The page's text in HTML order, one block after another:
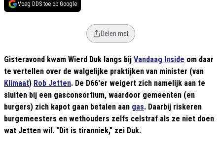
Voeg DDS toe op Google
Delen met
Gisteravond kwam Wierd Duk langs bij Vandaag Inside om daar
te vertellen over de walgelijke praktijken van minister (van
Klimaat) Rob Jetten. De D66'er weigert zich namelijk aan te
sluiten bij een gasconsortium, waardoor gemeenten (en
burgers) zich kapot gaan betalen aan gas. Daarbij riskeren
burgemeesters en wethouders zelfs celstraf als ze niet doen
wat Jetten wil. "Dit is tiranniek," zei Duk.